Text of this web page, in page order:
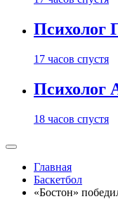
Психолог
17 часов спустя
Психолог
18 часов спустя
Главная
Баскетбол
«Бостон»